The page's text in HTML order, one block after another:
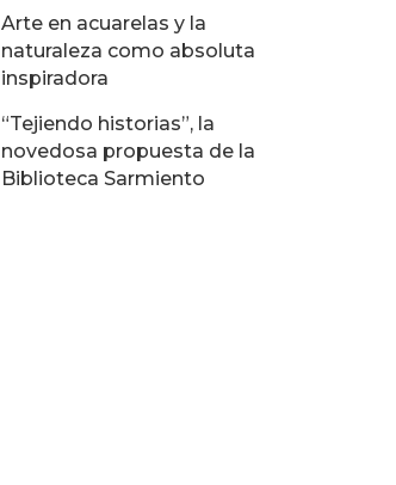
Arte en acuarelas y la
naturaleza como absoluta
inspiradora
“Tejiendo historias”, la
novedosa propuesta de la
Biblioteca Sarmiento